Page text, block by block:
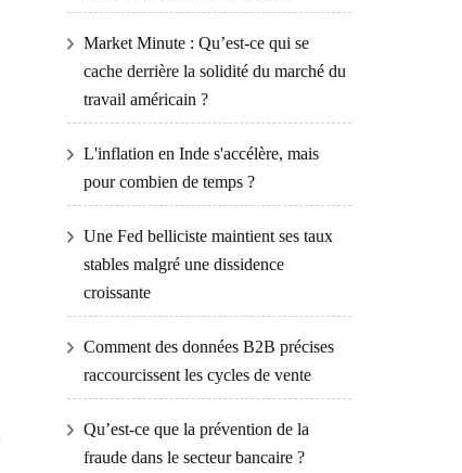
Market Minute : Qu’est-ce qui se
cache derrière la solidité du marché du
travail américain ?
L'inflation en Inde s'accélère, mais
pour combien de temps ?
Une Fed belliciste maintient ses taux
stables malgré une dissidence
croissante
Comment des données B2B précises
raccourcissent les cycles de vente
Qu’est-ce que la prévention de la
fraude dans le secteur bancaire ?